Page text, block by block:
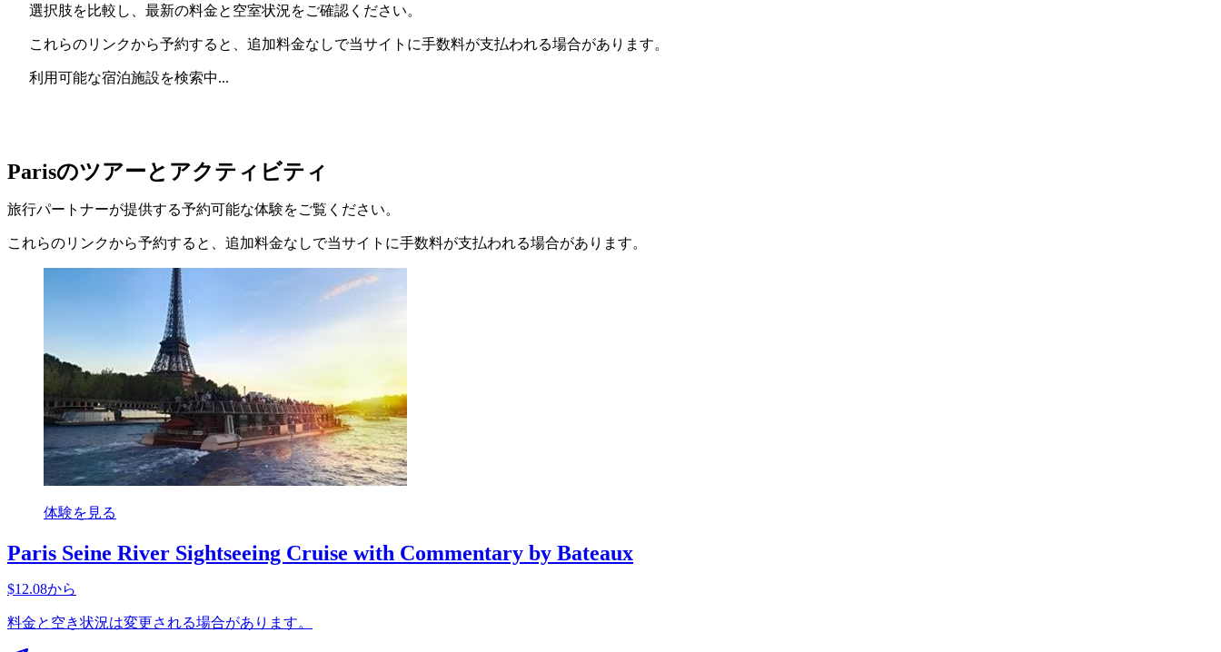
選択肢を比較し、最新の料金と空室状況をご確認ください。
これらのリンクから予約すると、追加料金なしで当サイトに手数料が支払われる場合があります。
利用可能な宿泊施設を検索中...
Parisのツアーとアクティビティ
旅行パートナーが提供する予約可能な体験をご覧ください。
これらのリンクから予約すると、追加料金なしで当サイトに手数料が支払われる場合があります。
体験を見る
Paris Seine River Sightseeing Cruise with Commentary by Bateaux
$12.08から
料金と空き状況は変更される場合があります。